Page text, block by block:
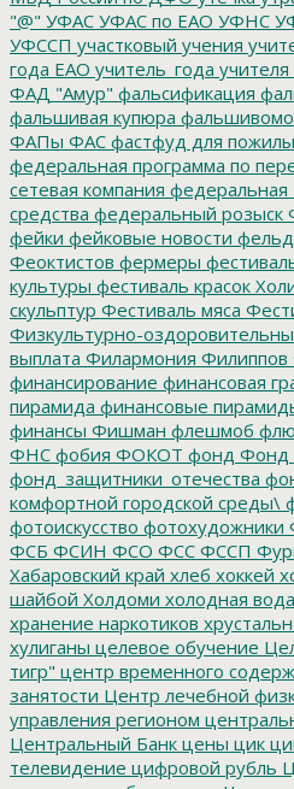
"@" УФАС УФАС по ЕАО УФНС
УФССП участковый учения
года ЕАО учитель_года учителя
ФАД "Амур" фальсификация
фальшивая купюра
ФАПы ФАС фастфуд для
федеральная программа по
сетевая компания федеральная
средства федеральный розыск
фейки фейковые новости
Феоктистов фермеры
культуры фестиваль красок
скульптур Фестиваль мяса
Физкультурно-
выплата Филармония Филиппов
финансирование финансовая
пирамида финансовые
финансы Фишман флешмоб
ФНС фобия ФОКОТ фонд Фонд
фонд_защитники_отечества
комфортной городской среды\
фотоискусство фотохудожники
ФСБ ФСИН ФСО ФСС ФССП
Хабаровский край хлеб хоккей
шайбой Холдоми холодная вода
хранение наркотиков
хулиганы целевое обучение
тигр" центр временного
занятости Центр лечебной
управления регионом
Центральный Банк цены цик
телевидение цифровой рубль